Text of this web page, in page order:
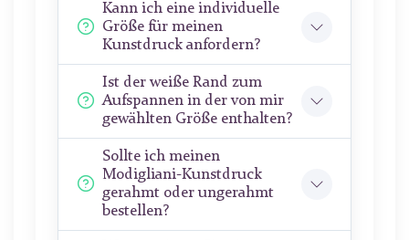
Kann ich eine individuelle
Größe für meinen
Kunstdruck anfordern?
Ist der weiße Rand zum
Aufspannen in der von mir
gewählten Größe enthalten?
Sollte ich meinen
Modigliani-Kunstdruck
gerahmt oder ungerahmt
bestellen?